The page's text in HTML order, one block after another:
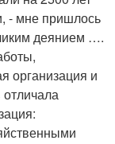
- мне пришлось
деянием ….
организация и